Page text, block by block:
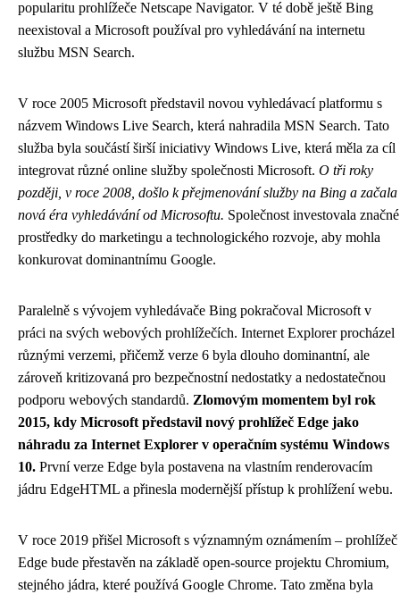
popularitu prohlížeče Netscape Navigator. V té době ještě Bing
neexistoval a Microsoft používal pro vyhledávání na internetu
službu MSN Search.
V roce 2005 Microsoft představil novou vyhledávací platformu s
názvem Windows Live Search, která nahradila MSN Search. Tato
služba byla součástí širší iniciativy Windows Live, která měla za cíl
integrovat různé online služby společnosti Microsoft. O tři roky
později, v roce 2008, došlo k přejmenování služby na Bing a začala
nová éra vyhledávání od Microsoftu. Společnost investovala značné
prostředky do marketingu a technologického rozvoje, aby mohla
konkurovat dominantnímu Google.
Paralelně s vývojem vyhledávače Bing pokračoval Microsoft v
práci na svých webových prohlížečích. Internet Explorer procházel
různými verzemi, přičemž verze 6 byla dlouho dominantní, ale
zároveň kritizovaná pro bezpečnostní nedostatky a nedostatečnou
podporu webových standardů. Zlomovým momentem byl rok
2015, kdy Microsoft představil nový prohlížeč Edge jako
náhradu za Internet Explorer v operačním systému Windows
10. První verze Edge byla postavena na vlastním renderovacím
jádru EdgeHTML a přinesla modernější přístup k prohlížení webu.
V roce 2019 přišel Microsoft s významným oznámením – prohlížeč
Edge bude přestavěn na základě open-source projektu Chromium,
stejného jádra, které používá Google Chrome. Tato změna byla